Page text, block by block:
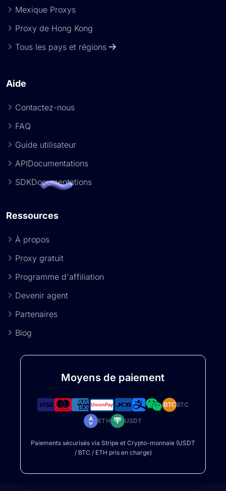
Mexique Proxys
Proxy de Hong Kong
Tous les pays et régions
Aide
Contactez-nous
FAQ
Guide utilisateur
APIDocumentations
SDKDocumentations
Ressources
À propos
Proxy gratuit
Programme d'affiliation
Devenir agent
Partenaires
Blog
Moyens de paiement
BTCBTC
ETH USDT
Paiements sécurisés via Stripe et Crypto-monnaie (USDT
/ BTC / ETH pris en charge)